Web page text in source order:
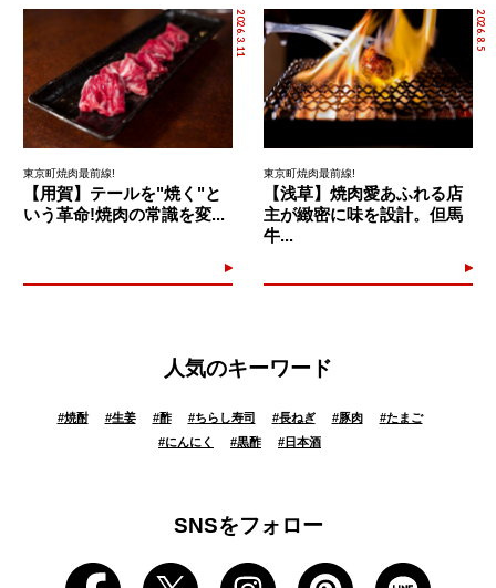
2026.3.11
東京町焼肉最前線!
【用賀】テールを"焼く"と
いう革命!焼肉の常識を変...
2026.8.5
東京町焼肉最前線!
【浅草】焼肉愛あふれる店
主が緻密に味を設計。但馬
牛...
人気のキーワード
#焼酎 #生姜 #酢 #ちらし寿司 #長ねぎ #豚肉 #たまご
#にんにく #黒酢 #日本酒
SNSをフォロー